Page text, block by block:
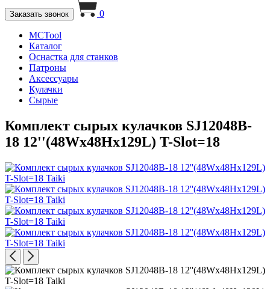
Заказать звонок 0
MCTool
Каталог
Оснастка для станков
Патроны
Аксессуары
Кулачки
Сырые
Комплект сырых кулачков SJ12048B-
18 12''(48Wx48Hx129L) T-Slot=18